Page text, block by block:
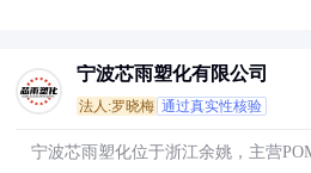
宁波芯雨塑化有限公司
法人:罗晓梅 通过真实性核验
宁波芯雨塑化位于浙江余姚，主营